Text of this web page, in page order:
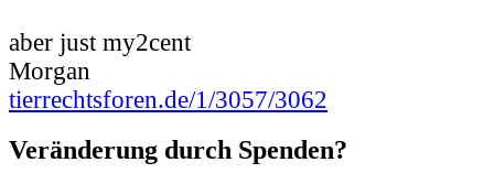
aber just my2cent
Morgan
tierrechtsforen.de/1/3057/3062
Veränderung durch Spenden?